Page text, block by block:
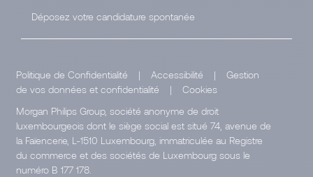
Déposez votre candidature spontanée
Politique de Confidentialité | Accessibilité |
Gestion
de vos données et confidentialité
|
Cookies
Morgan Philips Group, société anonyme de droit
luxembourgeois dont le siège social est situé 74, avenue de
la Faïencerie, L-1510 Luxembourg, immatriculée au Registre
du commerce et des sociétés de Luxembourg sous le
numéro B 177 178.